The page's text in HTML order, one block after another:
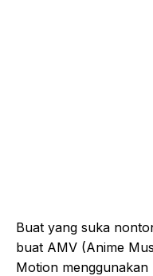
Buat yang suka
buat AMV (Anime
Motion